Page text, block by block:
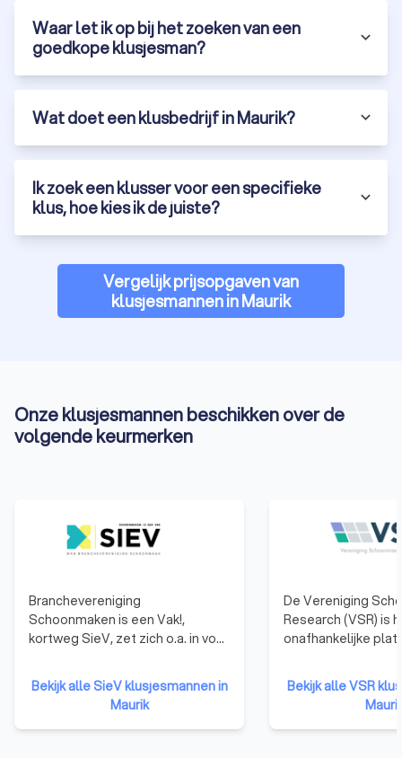
Waar let ik op bij het zoeken van een
goedkope klusjesman?
Wat doet een klusbedrijf in Maurik?
Ik zoek een klusser voor een specifieke
klus, hoe kies ik de juiste?
Vergelijk prijsopgaven van
klusjesmannen in Maurik
Onze klusjesmannen beschikken over de
volgende keurmerken
Branchevereniging
Schoonmaken is een Vak!,
kortweg SieV, zet zich o.a. in voor
inkoopvoordelen voor leden bij
diverse partners en leveranciers
en bevordert de kennisdeling en
samenwerking tussen leden.
Bekijk alle SieV klusjesmannen in
Maurik
De Vereniging
Research (VSR) is
onafhankelijke
Vereniging
Research (VSR)
VSR-keurmerk
de markt wordt het
Bekijk alle VSR